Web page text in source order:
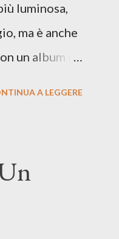
luminosa,
ma è anche
un album di
qui che il
la
A LEGGERE